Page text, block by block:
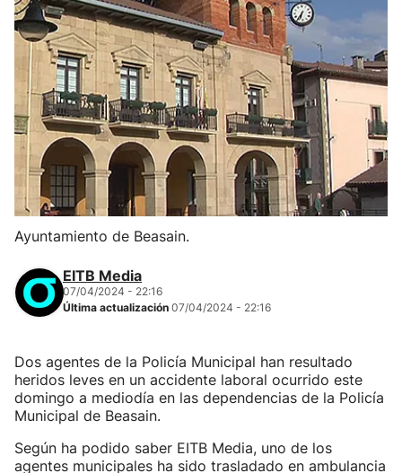
Ayuntamiento de Beasain.
EITB Media
07/04/2024 - 22:16
Última actualización 07/04/2024 - 22:16
Dos agentes de la Policía Municipal han resultado
heridos leves en un accidente laboral ocurrido este
domingo a mediodía en las dependencias de la Policía
Municipal de Beasain.
Según ha podido saber EITB Media, uno de los
agentes municipales ha sido trasladado en ambulancia